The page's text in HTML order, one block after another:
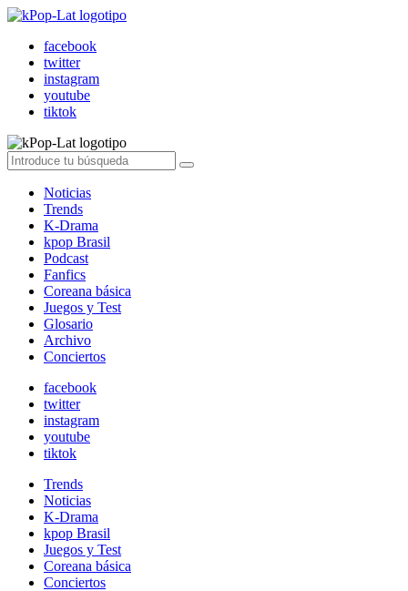
facebook
twitter
instagram
youtube
tiktok
Noticias
Trends
K-Drama
kpop Brasil
Podcast
Fanfics
Coreana básica
Juegos y Test
Glosario
Archivo
Conciertos
facebook
twitter
instagram
youtube
tiktok
Trends
Noticias
K-Drama
kpop Brasil
Juegos y Test
Coreana básica
Conciertos